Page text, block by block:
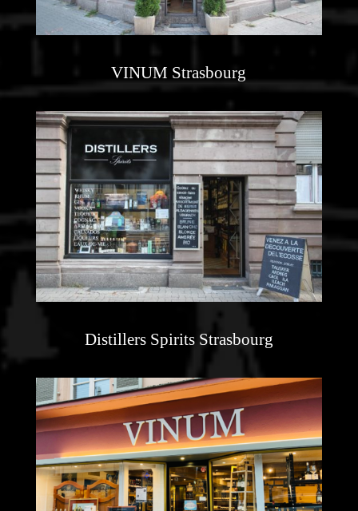
VINUM Strasbourg
Distillers Spirits Strasbourg